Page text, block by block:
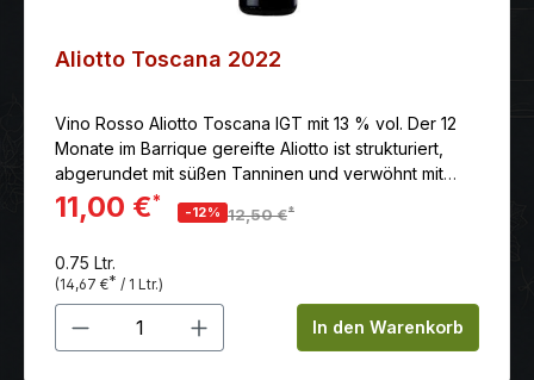
Aliotto Toscana 2022
Vino Rosso Aliotto Toscana IGT mit 13 % vol. Der 12
Monate im Barrique gereifte Aliotto ist strukturiert,
abgerundet mit süßen Tanninen und verwöhnt mit
einem wunderbar ausgewogenen, intensiven
Abgang. Land: Italien Anbaugebiet: Toskana Jahr:
Sangiovese, 40% Merlot & Cabernet Farbe: rot
Reifegrad: Genießen und Lagerungsfähig
Beschreibung: Ein dunkel rubinroter Wein mit
eleganten Fruchtnoten, kombiniert mit balsamischen
11,00 €*
-12% 12,50 €*
0.75 Ltr.
(14,67 €* / 1 Ltr.)
Produkt Anzahl: Gib denIn den Warenkorb